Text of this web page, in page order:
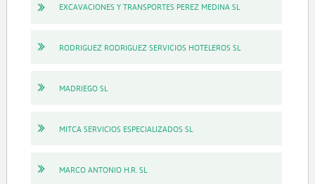
EXCAVACIONES Y TRANSPORTES PEREZ MEDINA SL
RODRIGUEZ RODRIGUEZ SERVICIOS HOTELEROS SL
MADRIEGO SL
MITCA SERVICIOS ESPECIALIZADOS SL
MARCO ANTONIO H.R. SL